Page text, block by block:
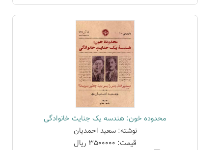
محدوده خون: هندسه یک جنایت خانوادگی
نوشته: سعید احمدیان
قیمت: 3500000 ریال